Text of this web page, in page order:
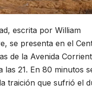
escrita por William
se presenta en el
de la Avenida
las 21. En 80 minutos
traición que sufrió el